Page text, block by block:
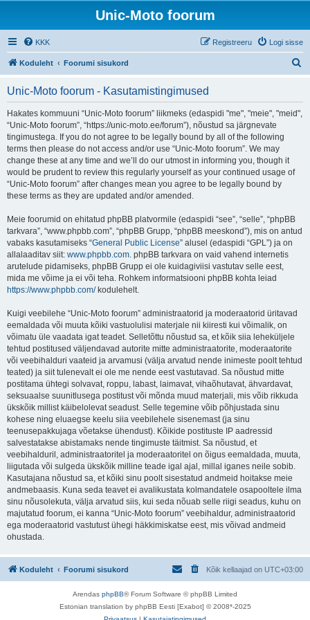
Unic-Moto foorum
KKK Logi sisse
Registreeru
Koduleht Foorumi sisukord
Unic-Moto foorum - Kasutamistingimused
Hakates kommuuni “Unic-Moto foorum” liikmeks (edaspidi "me", "meie", "meid",
“Unic-Moto foorum”, “https://unic-moto.ee/forum”), nõustud sa järgnevate
tingimustega. If you do not agree to be legally bound by all of the following
terms then please do not access and/or use “Unic-Moto foorum”. We may
change these at any time and we’ll do our utmost in informing you, though it
would be prudent to review this regularly yourself as your continued usage of
“Unic-Moto foorum” after changes mean you agree to be legally bound by
these terms as they are updated and/or amended.
Meie foorumid on ehitatud phpBB platvormile (edaspidi “see”, “selle”, “phpBB
tarkvara”, “www.phpbb.com”, “phpBB Grupp, “phpBB meeskond”), mis on antud
vabaks kasutamiseks “General Public License” alusel (edaspidi “GPL”) ja on
allalaaditav siit: www.phpbb.com. phpBB tarkvara on vaid vahend internetis
arutelude pidamiseks, phpBB Grupp ei ole kuidagiviisi vastutav selle eest,
mida me võime ja ei või teha. Rohkem informatsiooni phpBB kohta leiad
https://www.phpbb.com/kodulehelt.
Kuigi veebilehe “Unic-Moto foorum” administraatorid ja moderaatorid üritavad
eemaldada või muuta kõiki vastuolulisi materjale nii kiiresti kui võimalik, on
võimatu üle vaadata igat teadet. Selletõttu nõustud sa, et kõik siia leheküljele
tehtud postitused väljendavad autorite mitte administraatorite, moderaatorite
või veebihalduri vaateid ja arvamusi (välja arvatud nende inimeste poolt tehtud
teated) ja siit tulenevalt ei ole me nende eest vastutavad. Sa nõustud mitte
postitama ühtegi solvavat, roppu, labast, laimavat, vihaõhutavat, ähvardavat,
seksuaalse suunitlusega postitust või mõnda muud materjali, mis võib rikkuda
ükskõik millist käibelolevat seadust. Selle tegemine võib põhjustada sinu
kohese ning eluaegse keelu siia veebilehele sisenemast (ja sinu
teenusepakkujaga võetakse ühendust). Kõikide postituste IP aadressid
salvestatakse abistamaks nende tingimuste täitmist. Sa nõustud, et
veebihalduril, administraatoritel ja moderaatoritel on õigus eemaldada, muuta,
liigutada või sulgeda ükskõik milline teade igal ajal, millal iganes neile sobib.
Kasutajana nõustud sa, et kõiki sinu poolt sisestatud andmeid hoitakse meie
andmebaasis. Kuna seda teavet ei avalikustata kolmandatele osapooltele ilma
sinu nõusolekuta, välja arvatud siis, kui seda nõuab selle riigi seadus, kuhu on
majutatud foorum, ei kanna “Unic-Moto foorum” veebihaldur, administraatorid
ega moderaatorid vastutust ühegi häkkimiskatse eest, mis võivad andmeid
ohustada.
Koduleht Foorumi sisukord Kõik kellaajad on UTC+03:00
Arendas phpBB® Forum Software © phpBB Limited
Estonian translation by phpBB Eesti [Exabot] © 2008*-2025